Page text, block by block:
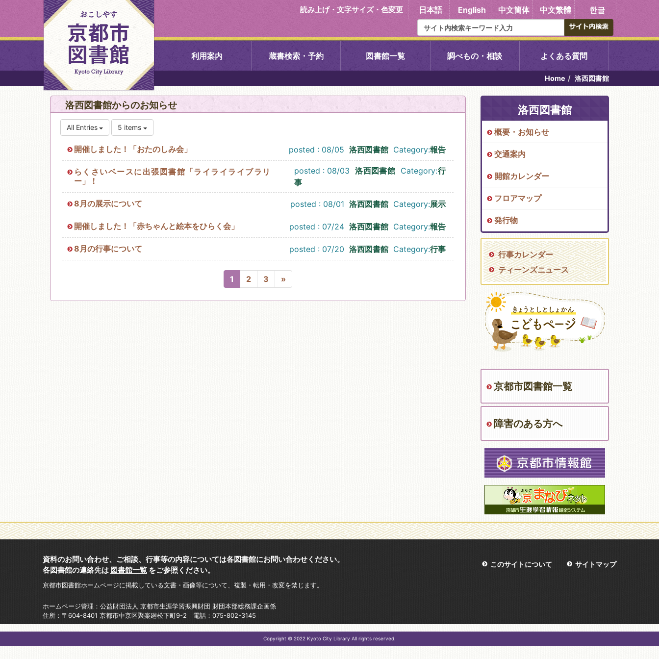
読み上げ・文字サイズ・色変更 日本語 English 中文簡体 中文繁體 한글
利用案内 蔵書検索・予約 図書館一覧
中央図書館 右京中央図書館 伏見中央図書館 醍醐中央図書館
北図書館 左京図書館 岩倉図書館 東山図書館
山科図書館 吉祥院図書館
久世ふれあいセンター図
西京図書館 洛西図書館 向島図書館
久我のもり図書館
こどもみらい館子育て図
コミュニティプラザ深草
図書館
調べもの・相談 よくある質問
Home 洛西図書館
洛西図書館からのお知らせ
All Entries 5 items
開催しました！「おたのしみ会」 posted : 08/05 洛西図書館Category:報告
らくさいベースに出張図書館「ライライライブラリ
ー」！
posted : 08/03洛西図書館 Category:行
事
8月の展示について posted : 08/01 洛西図書館Category:展示
開催しました！「赤ちゃんと絵本をひらく会」 posted : 07/24 洛西図書館Category:報告
8月の行事について posted : 07/20 洛西図書館Category:行事
1 2 3 »
洛西図書館
概要・お知らせ
交通案内
開館カレンダー
フロアマップ
発行物
行事カレンダー
ティーンズニュース
京都市図書館一覧
障害のある方へ
このサイトについて サイトマップ
資料のお問い合わせ、ご相談、行事等の内容については各図書館にお問い合わせください。
各図書館の連絡先は 図書館一覧 をご参照ください。
京都市図書館ホームページに掲載している文書・画像等について、複製・転用・改変を禁じます。
ホームページ管理：公益財団法人 京都市生涯学習振興財団 財団本部総務課企画係
住所：〒604-8401 京都市中京区聚楽廻松下町9-2 電話：075-802-3145
Copyright © 2022 Kyoto City Library All rights reserved.